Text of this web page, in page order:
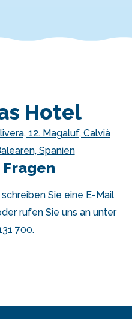
Hotel
12. Magaluf, Calvià
Spanien
Sie eine E-Mail
rufen Sie uns an unter
700.